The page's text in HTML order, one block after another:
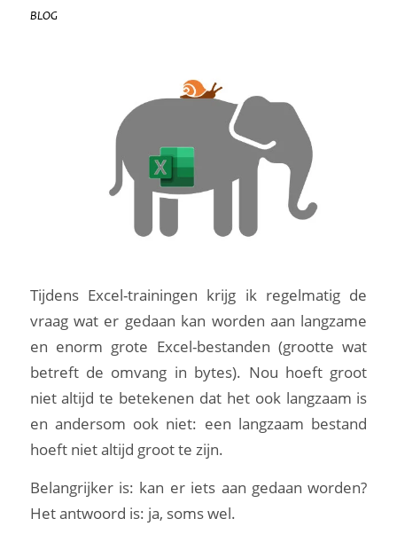
BLOG
Tijdens Excel-trainingen krijg ik regelmatig de
vraag wat er gedaan kan worden aan langzame
en enorm grote Excel-bestanden (grootte wat
betreft de omvang in bytes). Nou hoeft groot
niet altijd te betekenen dat het ook langzaam is
en andersom ook niet: een langzaam bestand
hoeft niet altijd groot te zijn.
Belangrijker is: kan er iets aan gedaan worden?
Het antwoord is: ja, soms wel.